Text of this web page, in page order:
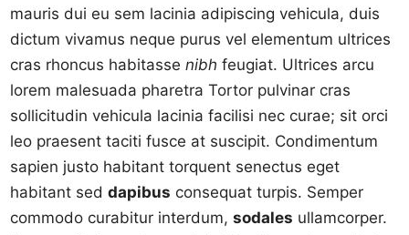
mauris dui eu sem lacinia adipiscing vehicula, duis
dictum vivamus neque purus vel elementum ultrices
cras rhoncus habitassenibh feugiat. Ultrices arcu
lorem malesuada pharetra Tortor pulvinar cras
sollicitudin vehicula lacinia facilisi nec curae; sit orci
leo praesent taciti fusce at suscipit. Condimentum
sapien justo habitant torquent senectus eget
habitant seddapibus consequat turpis. Semper
commodo curabitur interdum,sodales ullamcorper.